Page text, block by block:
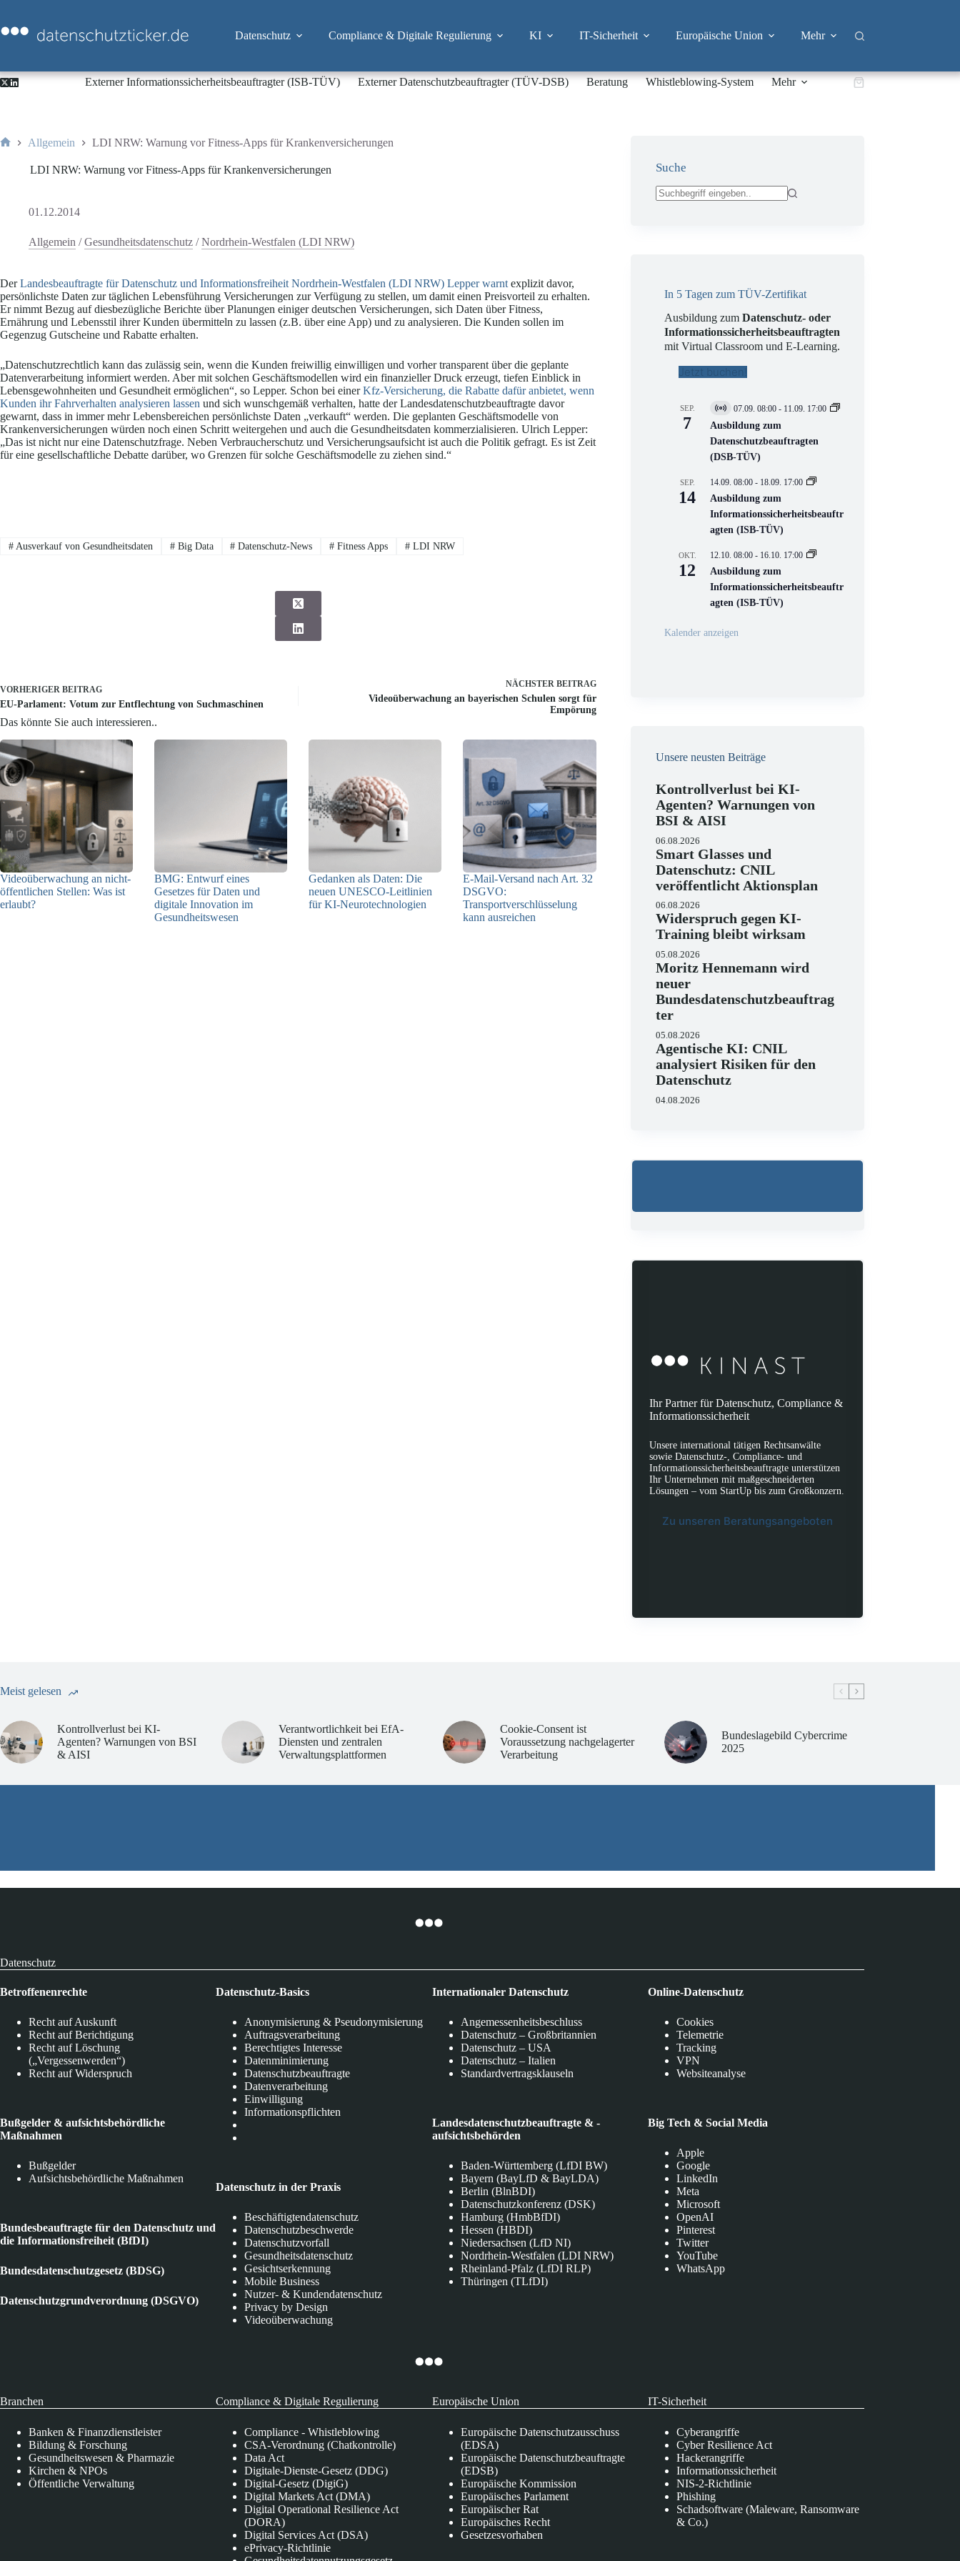
springen
Datenschutz Compliance & Digitale Regulierung KI IT-Sicherheit Europäische Union Mehr
Externer Informationssicherheitsbeauftragter (ISB-TÜV) Externer Datenschutzbeauftragter (TÜV-DSB) Beratung Whistleblowing-System Mehr Warenkorb
Allgemein LDI NRW: Warnung vor Fitness-Apps für Krankenversicherungen
LDI NRW: Warnung vor Fitness-Apps für Krankenversicherungen
01.12.2014
Allgemein /Gesundheitsdatenschutz /Nordrhein-Westfalen (LDI NRW)
DerLandesbeauftragte für Datenschutz und Informationsfreiheit Nordrhein-Westfalen (LDI NRW) Lepper warnt explizit davor,
persönlichste Daten zur täglichen Lebensführung Versicherungen zur Verfügung zu stellen, um damit einen Preisvorteil zu erhalten.
Er nimmt Bezug auf diesbezügliche Berichte über Planungen einiger deutschen Versicherungen, sich Daten über Fitness,
Ernährung und Lebensstil ihrer Kunden übermitteln zu lassen (z.B. über eine App) und zu analysieren. Die Kunden sollen im
Gegenzug Gutscheine und Rabatte erhalten.
„Datenschutzrechtlich kann das zulässig sein, wenn die Kunden freiwillig einwilligen und vorher transparent über die geplante
Datenverarbeitung informiert werden. Aber mit solchen Geschäftsmodellen wird ein finanzieller Druck erzeugt, tiefen Einblick in
Lebensgewohnheiten und Gesundheit ermöglichen“, so Lepper. Schon bei einerKfz-Versicherung, die Rabatte dafür anbietet, wenn
Kunden ihr Fahrverhalten analysieren lassen und sich wunschgemäß verhalten, hatte der Landesdatenschutzbeauftragte davor
gewarnt, dass in immer mehr Lebensbereichen persönlichste Daten „verkauft“ werden. Die geplanten Geschäftsmodelle von
Krankenversicherungen würden noch einen Schritt weitergehen und auch die Gesundheitsdaten kommerzialisieren. Ulrich Lepper:
„Das ist nicht nur eine Datenschutzfrage. Neben Verbraucherschutz und Versicherungsaufsicht ist auch die Politik gefragt. Es ist Zeit
für eine gesellschaftliche Debatte darüber, wo Grenzen für solche Geschäftsmodelle zu ziehen sind.“
#Ausverkauf von Gesundheitsdaten #Big Data # Datenschutz-News # Fitness Apps # LDI NRW
VORHERIGER BEITRAG
EU-Parlament: Votum zur Entflechtung von Suchmaschinen
NÄCHSTER BEITRAG
Videoüberwachung an bayerischen Schulen sorgt für
Empörung
Das könnte Sie auch interessieren..
Videoüberwachung an nicht-
öffentlichen Stellen: Was ist
erlaubt?
BMG: Entwurf eines
Gesetzes für Daten und
digitale Innovation im
Gesundheitswesen
Gedanken als Daten: Die
neuen UNESCO-Leitlinien
für KI-Neurotechnologien
E-Mail-Versand nach Art. 32
DSGVO:
Transportverschlüsselung
kann ausreichen
Suche
In 5 Tagen zum TÜV-Zertifikat
Ausbildung zumDatenschutz- oder
Informationssicherheitsbeauftragten
mit Virtual Classroom und E-Learning.
Jetzt buchen!
SEP.
7
V
i
t
u
l
V
e
r
n
s
t
a
t
n
07.09. 08:00 - 11.09. 17:00
Ausbildung zum
Datenschutzbeauftragten
(DSB-TÜV)
SEP.
14
14.09. 08:00 - 18.09. 17:00
Ausbildung zum
Informationssicherheitsbeauftr
agten (ISB-TÜV)
OKT.
12
12.10. 08:00 - 16.10. 17:00
Ausbildung zum
Informationssicherheitsbeauftr
agten (ISB-TÜV)
Kalender anzeigen
Unsere neusten Beiträge
Kontrollverlust bei KI-
Agenten? Warnungen von
BSI & AISI
06.08.2026
Smart Glasses und
Datenschutz: CNIL
veröffentlicht Aktionsplan
06.08.2026
Widerspruch gegen KI-
Training bleibt wirksam
05.08.2026
Moritz Hennemann wird
neuer
Bundesdatenschutzbeauftrag
ter
05.08.2026
Agentische KI: CNIL
analysiert Risiken für den
Datenschutz
04.08.2026
Ihr Partner für Datenschutz, Compliance &
Informationssicherheit
Unsere international tätigen Rechtsanwälte
sowie Datenschutz-, Compliance- und
Informationssicherheitsbeauftragte unterstützen
Ihr Unternehmen mit maßgeschneiderten
Lösungen – vom StartUp bis zum Großkonzern.
Zu unseren Beratungsangeboten
Meist gelesen
Kontrollverlust bei KI-
Agenten? Warnungen von BSI
& AISI
Verantwortlichkeit bei EfA-
Diensten und zentralen
Verwaltungsplattformen
Cookie-Consent ist
Voraussetzung nachgelagerter
Verarbeitung
Bundeslagebild Cybercrime
2025
Datenschutz
Betroffenenrechte
Recht auf Auskunft
Recht auf Berichtigung
Recht auf Löschung
(„Vergessenwerden“)
Recht auf Widerspruch
Bußgelder & aufsichtsbehördliche
Maßnahmen
Bußgelder
Aufsichtsbehördliche Maßnahmen
Bundesbeauftragte für den Datenschutz und
die Informationsfreiheit (BfDI)
Bundesdatenschutzgesetz (BDSG)
Datenschutzgrundverordnung (DSGVO)
Datenschutz-Basics
Anonymisierung & Pseudonymisierung
Auftragsverarbeitung
Berechtigtes Interesse
Datenminimierung
Datenschutzbeauftragte
Datenverarbeitung
Einwilligung
Informationspflichten
Datenschutz in der Praxis
Beschäftigtendatenschutz
Datenschutzbeschwerde
Datenschutzvorfall
Gesundheitsdatenschutz
Gesichtserkennung
Mobile Business
Nutzer- & Kundendatenschutz
Privacy by Design
Videoüberwachung
Internationaler Datenschutz
Angemessenheitsbeschluss
Datenschutz – Großbritannien
Datenschutz – USA
Datenschutz – Italien
Standardvertragsklauseln
Landesdatenschutzbeauftragte & -
aufsichtsbehörden
Baden-Württemberg (LfDI BW)
Bayern (BayLfD & BayLDA)
Berlin (BlnBDI)
Datenschutzkonferenz (DSK)
Hamburg (HmbBfDI)
Hessen (HBDI)
Niedersachsen (LfD NI)
Nordrhein-Westfalen (LDI NRW)
Rheinland-Pfalz (LfDI RLP)
Thüringen (TLfDI)
Online-Datenschutz
Cookies
Telemetrie
Tracking
VPN
Websiteanalyse
Big Tech & Social Media
Apple
Google
LinkedIn
Meta
Microsoft
OpenAI
Pinterest
Twitter
YouTube
WhatsApp
Branchen
Banken & Finanzdienstleister
Bildung & Forschung
Gesundheitswesen & Pharmazie
Kirchen & NPOs
Öffentliche Verwaltung
Compliance & Digitale Regulierung
Compliance - Whistleblowing
CSA-Verordnung (Chatkontrolle)
Data Act
Digitale-Dienste-Gesetz (DDG)
Digital-Gesetz (DigiG)
Digital Markets Act (DMA)
Digital Operational Resilience Act
(DORA)
Digital Services Act (DSA)
ePrivacy-Richtlinie
Europäische Union
Europäische Datenschutzausschuss
(EDSA)
Europäische Datenschutzbeauftragte
(EDSB)
Europäische Kommission
Europäisches Parlament
Europäischer Rat
Europäisches Recht
Gesetzesvorhaben
IT-Sicherheit
Cyberangriffe
Cyber Resilience Act
Hackerangriffe
Informationssicherheit
NIS-2-Richtlinie
Phishing
Schadsoftware (Maleware, Ransomware
& Co.)